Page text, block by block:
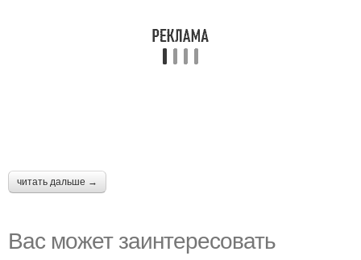
читать дальше →
Вас может заинтересовать